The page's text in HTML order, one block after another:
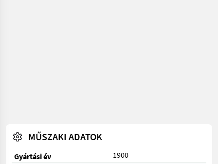
MŰSZAKI ADATOK
Gyártási év
1900